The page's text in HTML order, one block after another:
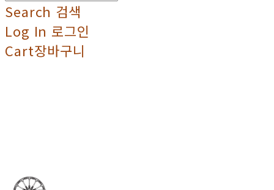
Search 검색
Log In 로그인
Cart장바구니